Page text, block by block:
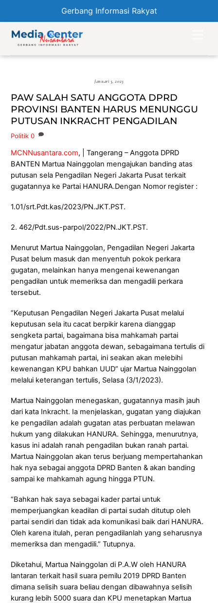
Gerbang Informasi Rakyat
content
Januari 3, 2023
PAW SALAH SATU ANGGOTA DPRD
PROVINSI BANTEN HARUS MENUNGGU
PUTUSAN INKRACHT PENGADILAN
Politik 0
MCNNusantara.com, | Tangerang – Anggota DPRD
BANTEN Martua Nainggolan mengajukan banding atas
putusan sela Pengadilan Negeri Jakarta Pusat terkait
gugatannya ke Partai HANURA.Dengan Nomor register :
1.01/srt.Pdt.kas/2023/PN.JKT.PST.
2. 462/Pdt.sus-parpol/2022/PN.JKT.PST.
Menurut Martua Nainggolan, Pengadilan Negeri Jakarta
Pusat belum masuk dan menyentuh pokok perkara
gugatan, melainkan hanya mengenai kewenangan
pengadilan untuk memeriksa dan mengadili perkara
tersebut.
“Keputusan Pengadilan Negeri Jakarta Pusat melalui
keputusan sela itu cacat berpikir karena dianggap
sengketa partai, bagaimana bisa mahkamah partai
mengatur jabatan anggota dewan, sebagaimana tertulis di
putusan mahkamah partai, ini seakan akan melebihi
kewenangan KPU bahkan UUD” ujar Martua Nainggolan
melalui keterangan tertulis, Selasa (3/1/2023).
Martua Nainggolan menegaskan, gugatannya masih jauh
dari kata Inkracht. Ia menjelaskan, gugatan yang diajukan
ke pengadilan adalah gugatan atas perbuatan melawan
hukum yang dilakukan HANURA. Sehingga, menurutnya,
kasus ini adalah ranah pengadilan bukan ranah partai.
Martua Nainggolan akan terus berjuang mempertahankan
hak nya sebagai anggota DPRD Banten & akan banding
sampai ke mahkamah agung hingga PTUN.
“Bahkan hak saya sebagai kader partai untuk
memperjuangkan keadilan di partai sudah ditutup oleh
partai sendiri dan tidak ada komunikasi baik dari HANURA.
Oleh karena itulah, peran pengadilanlah yang seharusnya
memeriksa dan mengadili.” Tutupnya.
Diketahui, Martua Nainggolan di P.A.W oleh HANURA
lantaran terkait hasil suara pemilu 2019 DPRD Banten
dimana selisih suara beliau dengan dibawahnya selisih
kurang lebih 5000 suara dan KPU menetapkan Martua